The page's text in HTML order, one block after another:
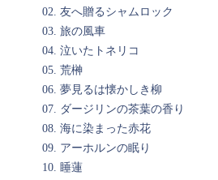
友へ贈るシャムロック
旅の風車
泣いたトネリコ
荒榊
夢見るは懐かしき柳
ダージリンの茶葉の香り
海に染まった赤花
アーホルンの眠り
睡蓮